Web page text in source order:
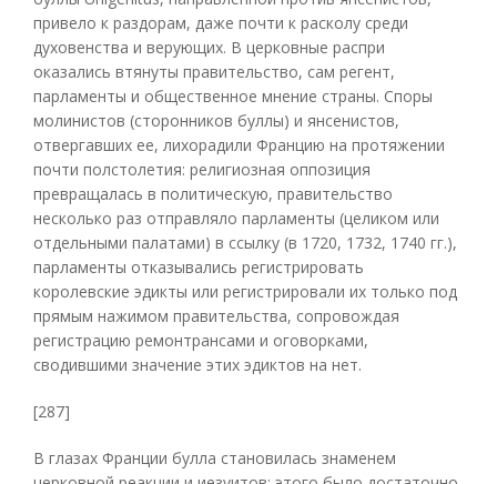
привело к раздорам, даже почти к расколу среди
духовенства и верующих. В церковные распри
оказались втянуты правительство, сам регент,
парламенты и общественное мнение страны. Споры
молинистов (сторонников буллы) и янсенистов,
отвергавших ее, лихорадили Францию на протяжении
почти полстолетия: религиозная оппозиция
превращалась в политическую, правительство
несколько раз отправляло парламенты (целиком или
отдельными палатами) в ссылку (в 1720, 1732, 1740 гг.),
парламенты отказывались регистрировать
королевские эдикты или регистрировали их только под
прямым нажимом правительства, сопровождая
регистрацию ремонтрансами и оговорками,
сводившими значение этих эдиктов на нет.
[287]
В глазах Франции булла становилась знаменем